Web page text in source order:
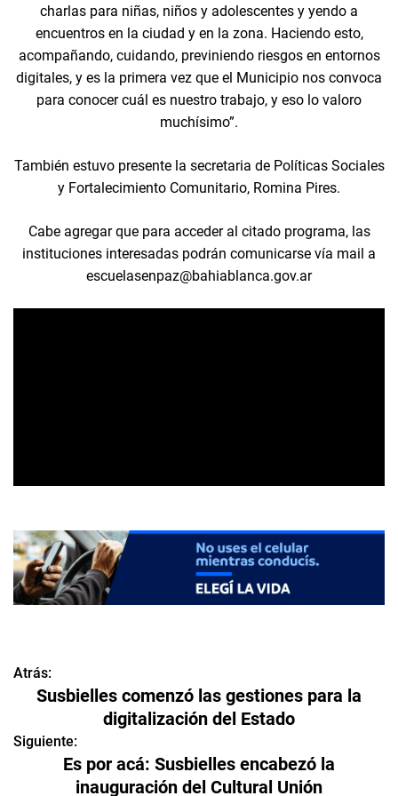
charlas para niñas, niños y adolescentes y yendo a
encuentros en la ciudad y en la zona. Haciendo esto,
acompañando, cuidando, previniendo riesgos en entornos
digitales, y es la primera vez que el Municipio nos convoca
para conocer cuál es nuestro trabajo, y eso lo valoro
muchísimo”.
También estuvo presente la secretaria de Políticas Sociales
y Fortalecimiento Comunitario, Romina Pires.
Cabe agregar que para acceder al citado programa, las
instituciones interesadas podrán comunicarse vía mail a
escuelasenpaz@bahiablanca.gov.ar
N
v
Atrás:
Susbielles comenzó las gestiones para la
digitalización del Estado
Siguiente:
Es por acá: Susbielles encabezó la
inauguración del Cultural Unión